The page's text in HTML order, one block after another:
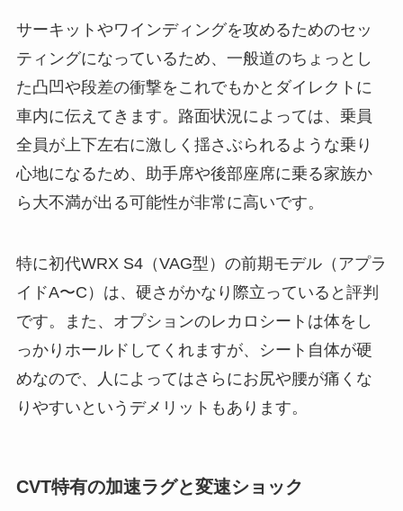
サーキットやワインディングを攻めるためのセッ
ティングになっているため、一般道のちょっとし
た凸凹や段差の衝撃をこれでもかとダイレクトに
車内に伝えてきます。路面状況によっては、乗員
全員が上下左右に激しく揺さぶられるような乗り
心地になるため、助手席や後部座席に乗る家族か
ら大不満が出る可能性が非常に高いです。
特に初代WRX S4（VAG型）の前期モデル（アプラ
イドA〜C）は、硬さがかなり際立っていると評判
です。また、オプションのレカロシートは体をし
っかりホールドしてくれますが、シート自体が硬
めなので、人によってはさらにお尻や腰が痛くな
りやすいというデメリットもあります。
CVT特有の加速ラグと変速ショック